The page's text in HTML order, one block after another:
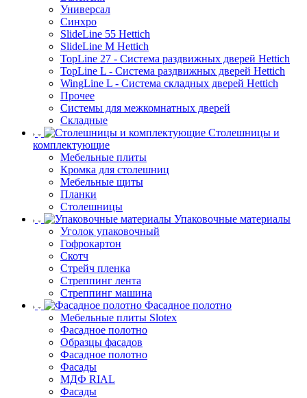
Универсал
Синхро
SlideLine 55 Hettich
SlideLine M Hettich
TopLine 27 - Система раздвижных дверей Hettich
TopLine L - Система раздвижных дверей Hettich
WingLine L - Система складных дверей Hettich
Прочее
Системы для межкомнатных дверей
Складные
Столешницы и
комплектующие
Мебельные плиты
Кромка для столешниц
Мебельные щиты
Планки
Столешницы
Упаковочные материалы
Уголок упаковочный
Гофрокартон
Скотч
Стрейч пленка
Стреппинг лента
Стреппинг машина
Фасадное полотно
Мебельные плиты Slotex
Фасадное полотно
Образцы фасадов
Фасадное полотно
Фасады
МДФ RIAL
Фасады